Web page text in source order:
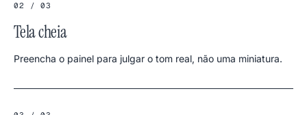
02 / 03
Tela cheia
Preencha o painel para julgar o tom real, não uma miniatura.